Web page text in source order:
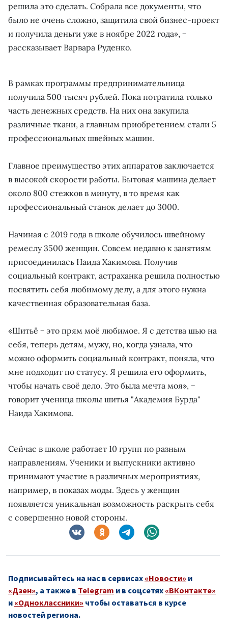
решила это сделать. Собрала все документы, что
было не очень сложно, защитила свой бизнес-проект
и получила деньги уже в ноябре 2022 года», −
рассказывает Варвара Руденко.
В рамках программы предпринимательница
получила 500 тысяч рублей. Пока потратила только
часть денежных средств. На них она закупила
различные ткани, а главным приобретением стали 5
профессиональных швейных машин.
Главное преимущество этих аппаратов заключается
в высокой скорости работы. Бытовая машина делает
около 800 стежков в минуту, в то время как
профессиональный станок делает до 3000.
Начиная с 2019 года в школе обучилось швейному
ремеслу 3500 женщин. Совсем недавно к занятиям
присоединилась Наида Хакимова. Получив
социальный контракт, астраханка решила полностью
посвятить себя любимому делу, а для этого нужна
качественная образовательная база.
«Шитьё − это прям моё любимое. Я с детства шью на
себя, теперь детям, мужу, но, когда узнала, что
можно оформить социальный контракт, поняла, что
мне подходит по статусу. Я решила его оформить,
чтобы начать своё дело. Это была мечта моя», −
говорит ученица школы шитья "Академия Бурда"
Наида Хакимова.
Сейчас в школе работает 10 групп по разным
направлениям. Ученики и выпускники активно
принимают участие в различных мероприятиях,
например, в показах моды. Здесь у женщин
появляется уникальная возможность раскрыть себя
с совершенно новой стороны.
Подписывайтесь на нас в сервисах «Новости» и
«Дзен», а также в Telegram и в соцсетях «ВКонтакте»
и «Одноклассники» чтобы оставаться в курсе
новостей региона.